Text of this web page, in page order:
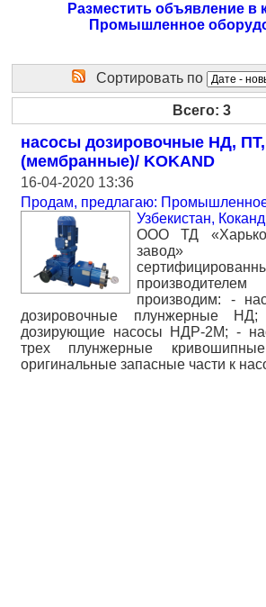
Разместить объявление в
Промышленное
Сортировать по
Всего: 3
насосы дозировочные НД,
(мембранные)/ KOKAND
16-04-2020 13:36
Продам, предлагаю:
Узбекистан, Коканд
ООО ТД
завод»
производим: -
дозировочные плунжерные
дозирующие насосы НДР-2М; -
трех плунжерные
оригинальные запасные части к